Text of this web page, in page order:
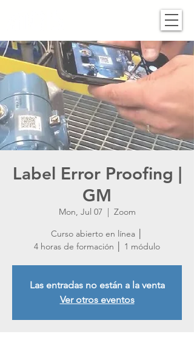
Label Error Proofing |
GM
Mon, Jul 07
  |
Zoom
Curso abierto en línea │
4 horas de formación │ 1 módulo
Las entradas no están a la venta
Ver otros eventos